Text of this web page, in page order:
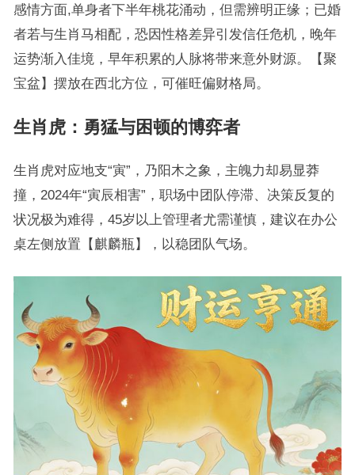
感情方面,单身者下半年桃花涌动，但需辨明正缘；已婚
者若与生肖马相配，恐因性格差异引发信任危机，晚年
运势渐入佳境，早年积累的人脉将带来意外财源。【聚
宝盆】摆放在西北方位，可催旺偏财格局。
生肖虎：勇猛与困顿的博弈者
生肖虎对应地支“寅”，乃阳木之象，主魄力却易显莽
撞，2024年“寅辰相害”，职场中团队停滞、决策反复的
状况极为难得，45岁以上管理者尤需谨慎，建议在办公
桌左侧放置【麒麟瓶】，以稳团队气场。